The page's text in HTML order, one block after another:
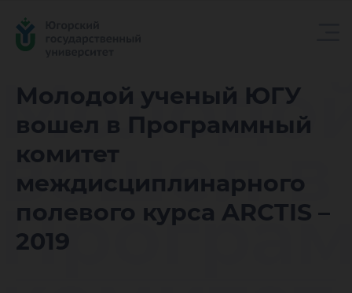
Молодой ученый ЮГУ
вошел в Программный
комитет
междисциплинарного
полевого курса ARCTIS –
2019
вошел в